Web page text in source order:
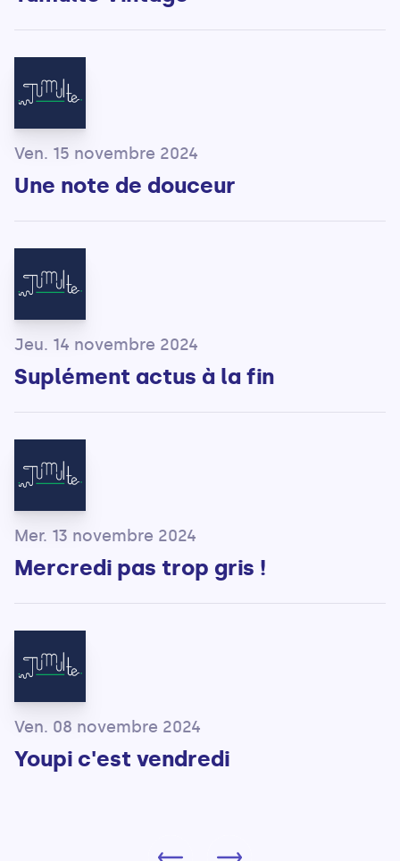
Ven. 15 novembre 2024
Une note de douceur
Jeu. 14 novembre 2024
Suplément actus à la fin
Mer. 13 novembre 2024
Mercredi pas trop gris !
Ven. 08 novembre 2024
Youpi c'est vendredi